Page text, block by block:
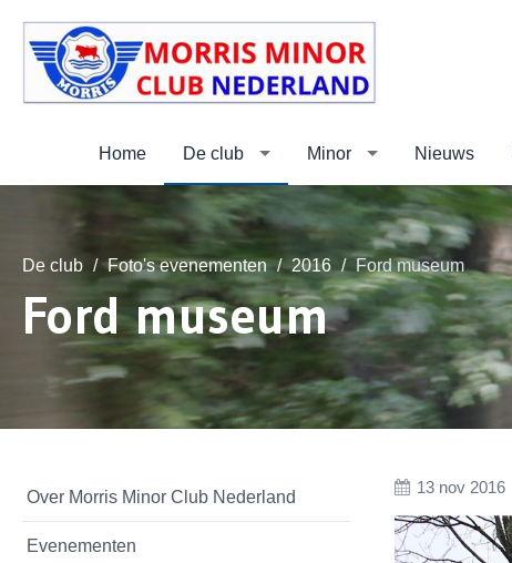
Home De club Minor Nieuws
De club Foto's evenementen 2016 Ford museum
Ford museum
Over Morris Minor Club Nederland
Evenementen
13 nov 2016